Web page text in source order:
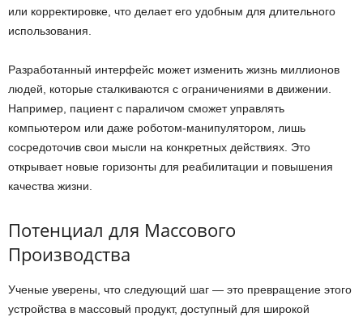
или корректировке, что делает его удобным для длительного
использования.
Разработанный интерфейс может изменить жизнь миллионов
людей, которые сталкиваются с ограничениями в движении.
Например, пациент с параличом сможет управлять
компьютером или даже роботом-манипулятором, лишь
сосредоточив свои мысли на конкретных действиях. Это
открывает новые горизонты для реабилитации и повышения
качества жизни.
Потенциал для Массового
Производства
Ученые уверены, что следующий шаг — это превращение этого
устройства в массовый продукт, доступный для широкой